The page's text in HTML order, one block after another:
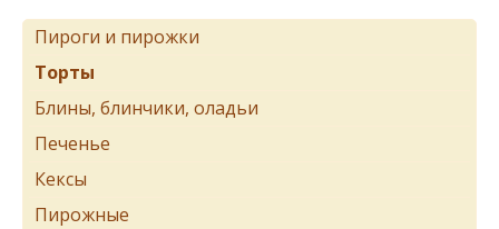
Пироги и пирожки
Торты
Блины, блинчики, оладьи
Печенье
Кексы
Пирожные